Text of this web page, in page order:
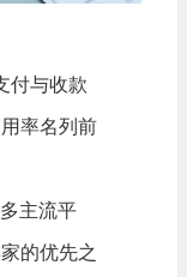
付与收款
率名列前
主流平
的优先之